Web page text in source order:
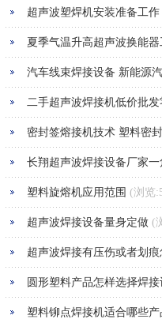
超声波塑焊机安装准备工作
夏季气温升高超声波换能
汽车线束焊接设备 新能源
二手超声波焊接机低价批发
密封签熔接机技术 塑料密
长翔超声波焊接设备厂家一
塑料旋熔机应用范围 (浏览
超声波焊接设备量身定做 (
超声波焊接有压伤或者划痕
圆形塑料产品怎样选择焊接
塑料铆点焊接机适合哪些产